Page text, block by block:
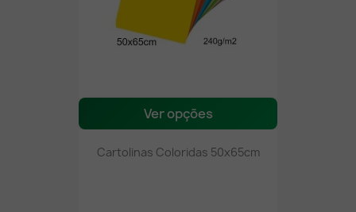
Ver opções
Cartolinas Coloridas 50x65cm